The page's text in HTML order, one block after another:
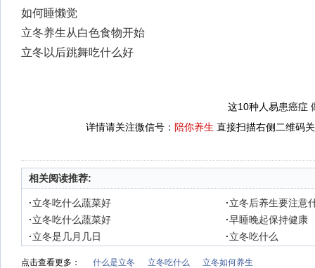
如何睡懒觉
立冬养生从白色食物开始
立冬以后跳舞吃什么好
这10种人易患癌症
详情请关注微信号： 陪你养生 直接扫描右侧二维码
相关阅读推荐:
·立冬吃什么蔬菜好 ·立冬后养生要注意
·立冬吃什么蔬菜好 ·早睡晚起保持健康
·立冬是几月几日 ·立冬吃什么
点击查看更多： 什么是立冬 立冬吃什么 立冬如何养生